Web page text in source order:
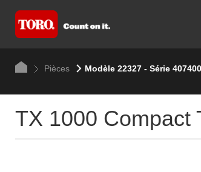
Pièces Modèle 22327 - Série
TX 1000 Compact